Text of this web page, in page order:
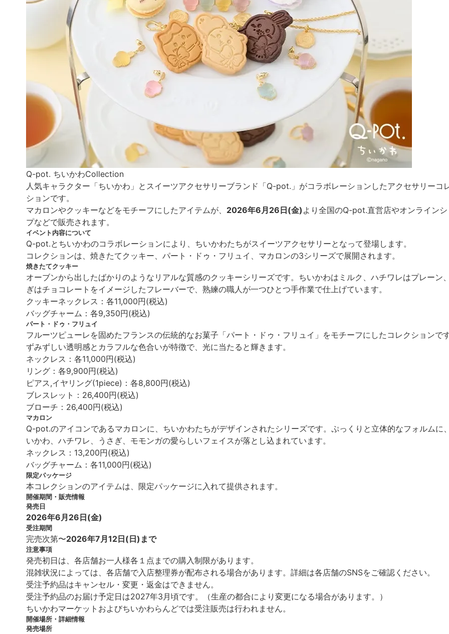
Q-pot. ちいかわCollection
人気キャラクター「ちいかわ」とスイーツアクセサリーブランド「Q-pot.」がコラボレーションしたアクセサリーコ
ションです。
マカロンやクッキーなどをモチーフにしたアイテムが、 2026年6月26日(金) より全国のQ-pot.直営店やオンライン
プなどで販売されます。
イベント内容について
Q-pot.とちいかわのコラボレーションにより、ちいかわたちがスイーツアクセサリーとなって登場します。
コレクションは、焼きたてクッキー、パート・ドゥ・フリュイ、マカロンの3シリーズで展開されます。
焼きたてクッキー
オーブンから出したばかりのようなリアルな質感のクッキーシリーズです。ちいかわはミルク、ハチワレはプレーン
ぎはチョコレートをイメージしたフレーバーで、熟練の職人が一つひとつ手作業で仕上げています。
クッキーネックレス：各11,000円(税込)
バッグチャーム：各9,350円(税込)
パート・ドゥ・フリュイ
フルーツピューレを固めたフランスの伝統的なお菓子「パート・ドゥ・フリュイ」をモチーフにしたコレクションで
ずみずしい透明感とカラフルな色合いが特徴で、光に当たると輝きます。
ネックレス：各11,000円(税込)
リング：各9,900円(税込)
ピアス,イヤリング(1piece)：各8,800円(税込)
ブレスレット：26,400円(税込)
ブローチ：26,400円(税込)
マカロン
Q-pot.のアイコンであるマカロンに、ちいかわたちがデザインされたシリーズです。ぷっくりと立体的なフォルムに
いかわ、ハチワレ、うさぎ、モモンガの愛らしいフェイスが落とし込まれています。
ネックレス：13,200円(税込)
バッグチャーム：各11,000円(税込)
限定パッケージ
本コレクションのアイテムは、限定パッケージに入れて提供されます。
開催期間・販売情報
発売日
2026年6月26日(金)
受注期間
完売次第〜2026年7月12日(日)まで
注意事項
発売初日は、各店舗お一人様各１点までの購入制限があります。
混雑状況によっては、各店舗で入店整理券が配布される場合があります。詳細は各店舗のSNSをご確認ください。
受注予約品はキャンセル・変更・返金はできません。
受注予約品のお届け予定日は2027年3月頃です。（生産の都合により変更になる場合があります。）
ちいかわマーケットおよびちいかわらんどでは受注販売は行われません。
開催場所・詳細情報
発売場所